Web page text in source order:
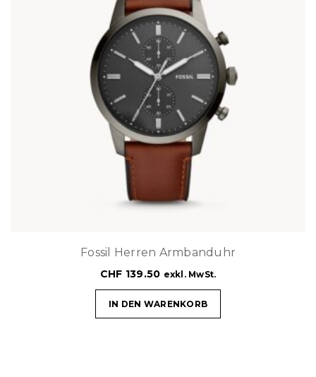
Fossil Herren Armbanduhr
CHF 139.50 exkl. MwSt.
IN DEN WARENKORB